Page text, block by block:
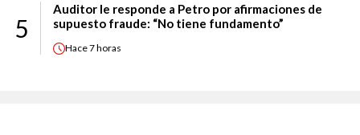
5
Auditor le responde a Petro por afirmaciones de
supuesto fraude: “No tiene fundamento”
Hace7 horas